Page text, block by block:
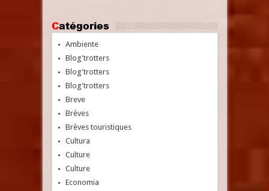
Catégories
Ambiente
Blog'trotters
Blog'trotters
Blog'trotters
Breve
Brèves
Brèves touristiques
Cultura
Culture
Culture
Economia